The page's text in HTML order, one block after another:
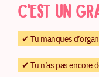
C'EST UN
✔︎ Tu manques
✔︎ Tu n’as pas encore